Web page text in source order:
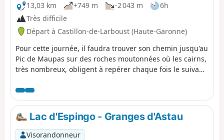
13,03 km
+749 m -2 043 m
6h
Très difficile
Départ à Castillon-de-Larboust (Haute-Garonne)
Pour cette journée, il faudra trouver son chemin jusqu'au
Pic de Maupas sur des roches moutonnées où les cairns,
très nombreux, obligent à repérer chaque fois le suivant
donné son nom au pic. C'est la seule brèche, difficile
d'accès, permettant de basculer versant Ouest pour
terminer l'ascension par quelques pas d'escalade facile.
Le retour se fera par le même chemin qu'à la montée
avec une variante agréable par le Lac Vert.
Lac d'Espingo - Granges d'Astau
Visorandonneur